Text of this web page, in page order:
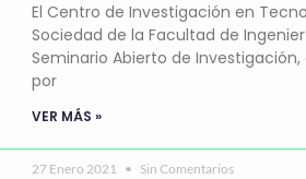
El Centro de Investigación en
Sociedad de la Facultad de
Seminario Abierto de
por
VER MÁS »
27 Enero 2021 Sin Comentarios